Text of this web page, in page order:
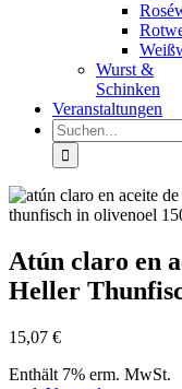
Wurst &
Schinken
Veranstaltungen
Suche
nach:
Atún claro en
Heller
15,07 €
Enthält 7% erm. MwSt.